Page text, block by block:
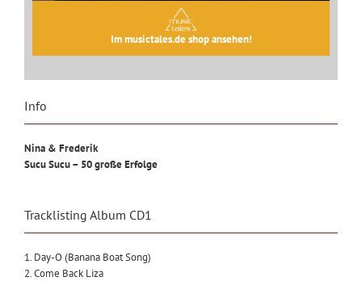
Im musictales.de shop ansehen!
Info
Nina & Frederik
Sucu Sucu – 50 große Erfolge
Tracklisting Album CD1
1. Day-O (Banana Boat Song)
2. Come Back Liza